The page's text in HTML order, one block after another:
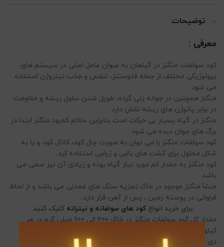
توضیحات
معرفی :
کود سولفات منگنز در گیاهان به عنوان عامل اصلی در سیستم های
بیولوژیکی مختلف از جمله فتوسنتز، تنفس و جذب نیتروژن استفاده
می شود.
منگنز همچنین در جوانه زنی گرده، طویل شدن سلول ریشه و مقاومت
در برابر پاتوژن های ریشه نقش دارد.
منگنز در گیاه بسیار بی حرکت است بنابراین علائم کمبود منگنز ابتدا در
برگ های جوان دیده می شود.
کود سولفات منگنز را می توان به صورت چال کود، کانال کود و یا به
شکل محلول برای کشت های باغی و زراعی استفاده کرد.
کود منگنز به مقدار کم مورد نیاز گیاه بوده و زیادی آن نیز سمی می
باشد.
منشأ منگنز موجود در خاک تجزیه سنگ های معدنی می باشد و از لحاظ
فراوانی در پوسته زمین ، پس از آهن قرار دارد.
برای خرید انواع کود های سولفاته و نیتراته کلیک کنید.
مقدار کل کود سولفات منگنز در خاک 200 الی 600 میلی گرم در هر
کیلوگرم خاک می باشد.
دی اکسید منگنز پایدارترین اکسید منگنز در خاک است و با اسیدی